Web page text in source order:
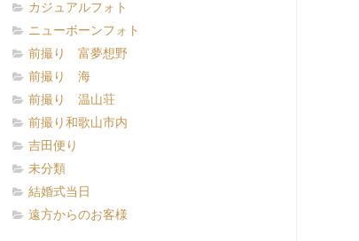
カジュアルフォト
ニューボーンフォト
前撮り 富夢想野
前撮り 海
前撮り 温山荘
前撮り和歌山市内
吉田便り
未分類
結婚式当日
遠方からのお客様